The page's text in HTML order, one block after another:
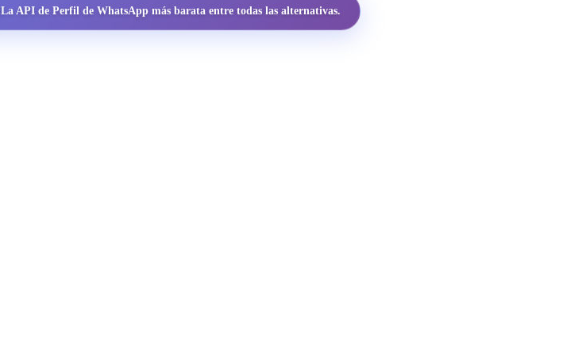
La API de Perfil de WhatsApp más barata entre todas las alternativas.